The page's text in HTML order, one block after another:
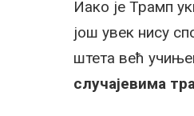
Иако је Трамп
још увек нису
штета већ
случајевима